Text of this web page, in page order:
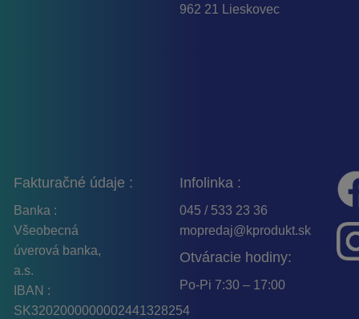
962 21 Lieskovec
Fakturačné údaje :
Banka :
Všeobecná
úverová banka,
a.s.
IBAN :
SK3202000000002441328254
Infolinka :
045 / 533 23 36
mopredaj@kprodukt.sk
Otváracie hodiny:
Po-Pi 7:30 – 17:00